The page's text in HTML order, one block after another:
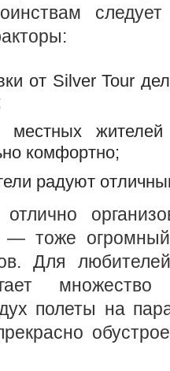
от Silver Tour
местных
комфортно;
радуют
— тоже
Для
полеты на